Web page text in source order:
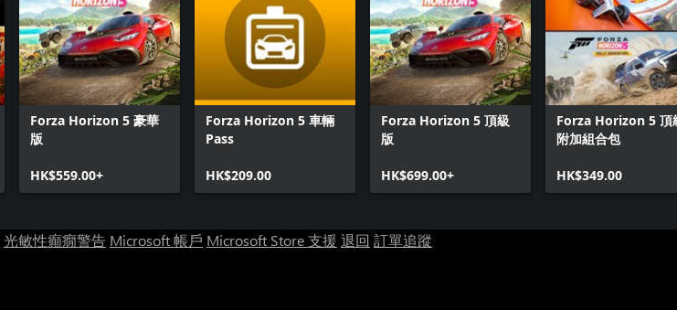
Forza Horizon 5 豪華
版
HK$559.00+
Forza Horizon 5 車輛
Pass
HK$209.00
Forza Horizon 5 頂級
版
HK$699.00+
Forza Horizon 5 頂
附加組合包
HK$349.00
光敏性癲癇警告 Microsoft 帳戶 Microsoft Store 支援 退回 訂單追蹤